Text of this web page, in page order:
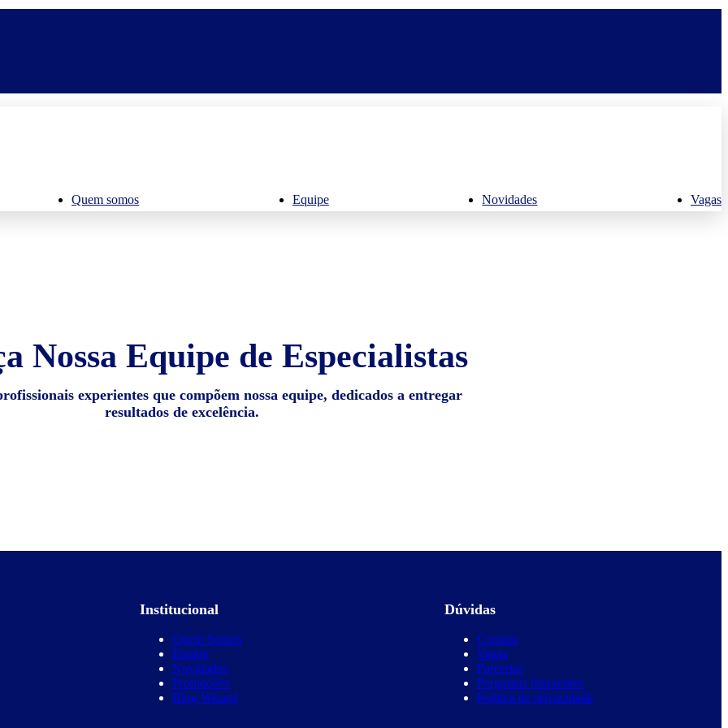
Quem somos Equipe Novidades Vagas
Nossa Equipe de Especialistas
experientes que compõem nossa equipe, dedicados a entregar
resultados de excelência.
Institucional
Quem Somos
Equipe
Novidades
Promoções
Blog Wizard
Dúvidas
Contato
Vagas
Parcerias
Perguntas frequentes
Política de privacidade